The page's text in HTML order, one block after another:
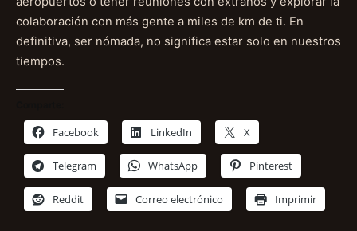
colaboración con más gente a miles de km de ti. En
definitiva, ser nómada, no significa estar solo en nuestros
tiempos.
Facebook LinkedIn X
Telegram WhatsApp Pinterest
Reddit Correo electrónico Imprimir